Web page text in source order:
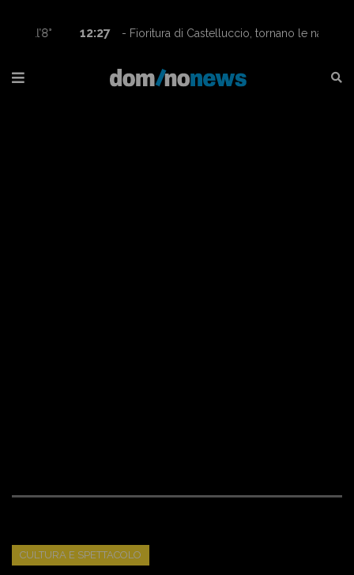
12:27
- Fioritura di Castelluccio, tornano le navette
CULTURA E SPETTACOLO